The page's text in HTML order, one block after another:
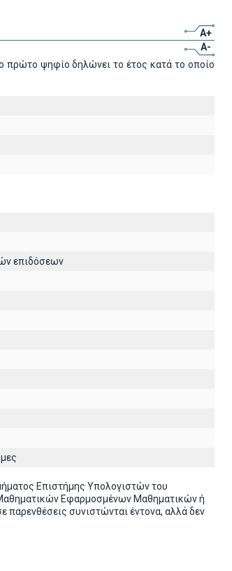
A+
A-
πρώτο ψηφίο δηλώνει το έτος κατά το οποίο
επιδόσεων
Επιστήμης Υπολογιστών του
Εφαρμοσμένων Μαθηματικών ή
παρενθέσεις συνιστώνται έντονα, αλλά δεν